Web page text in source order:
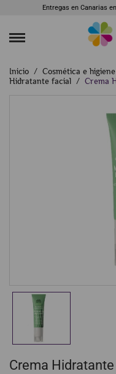
Entregas en Canarias
Inicio Cosmética e higiene
Hidratante facial
Crema
Crema